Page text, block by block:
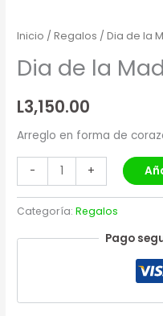
Inicio /Regalos / Dia de la
Dia de la
L3,150.00
Arreglo en forma de
-
de
Madre
+
Categoría:Regalos
Pago